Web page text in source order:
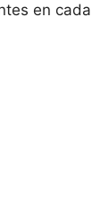
en cada